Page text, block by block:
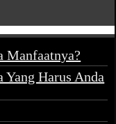
Manfaatnya?
Harus Anda